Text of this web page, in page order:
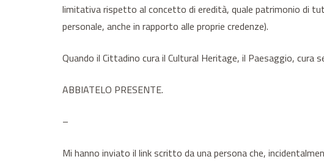
limitativa rispetto al concetto di eredità, quale patrimonio di
personale, anche in rapporto alle proprie credenze).
Quando il Cittadino cura il Cultural Heritage, il Paesaggio, cura
ABBIATELO PRESENTE.
–
Mi hanno inviato il link scritto da una persona che,